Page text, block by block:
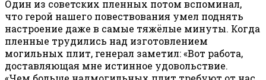
Один из советских пленных потом вспоминал,
что герой нашего повествования умел поднять
настроение даже в самые тяжёлые минуты. Когда
пленные трудились над изготовлением
могильных плит, генерал заметил: «Вот работа,
доставляющая мне истинное удовольствие.